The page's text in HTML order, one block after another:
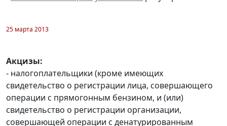
25 марта 2013
Акцизы:
- налогоплательщики (кроме имеющих
свидетельство о регистрации лица, совершающего
операции с прямогонным бензином, и (или)
свидетельство о регистрации организации,
совершающей операции с денатурированным